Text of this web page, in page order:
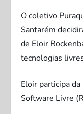
O coletivo
Santarém
de Eloir
tecnologias
Eloir participa
Software Livre